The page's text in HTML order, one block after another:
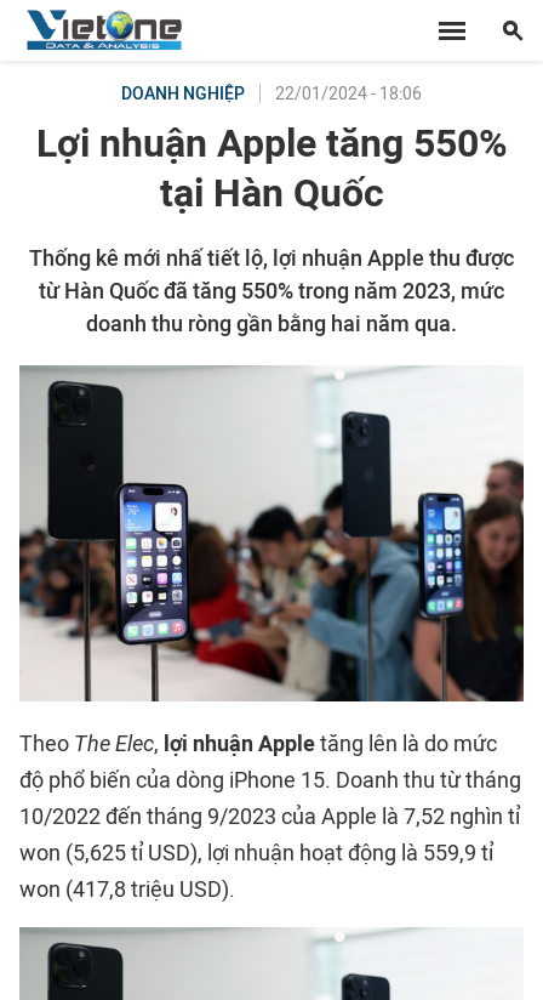
DOANH NGHIỆP 22/01/2024 - 18:06
Lợi nhuận Apple tăng 550%
tại Hàn Quốc
Thống kê mới nhấ tiết lộ, lợi nhuận Apple thu được
từ Hàn Quốc đã tăng 550% trong năm 2023, mức
doanh thu ròng gần bằng hai năm qua.
Theo The Elec, lợi nhuận Appletăng lên là do mức
độ phổ biến của dòng iPhone 15. Doanh thu từ tháng
10/2022 đến tháng 9/2023 của Apple là 7,52 nghìn tỉ
won (5,625 tỉ USD), lợi nhuận hoạt động là 559,9 tỉ
won (417,8 triệu USD).